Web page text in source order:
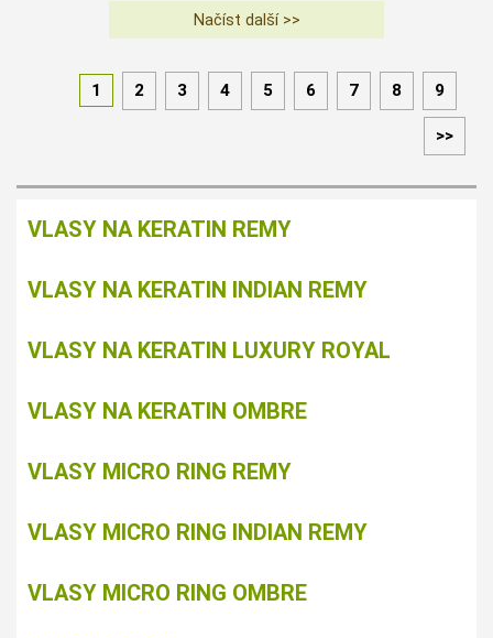
1 2 3 4 5 6 7 8 9
>>
VLASY NA KERATIN REMY
VLASY NA KERATIN INDIAN REMY
VLASY NA KERATIN LUXURY ROYAL
VLASY NA KERATIN OMBRE
VLASY MICRO RING REMY
VLASY MICRO RING INDIAN REMY
VLASY MICRO RING OMBRE